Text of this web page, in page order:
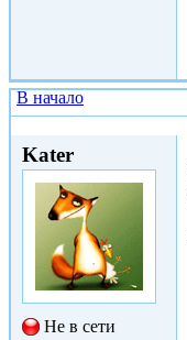
В начало
Kater
Не в сети